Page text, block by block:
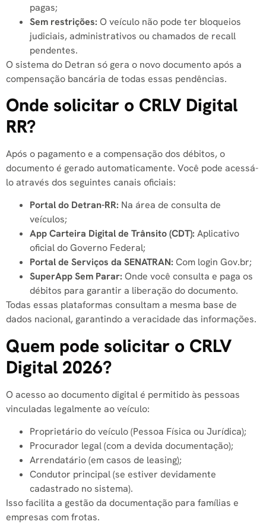
pagas;
Sem restrições: O veículo não pode ter bloqueios
judiciais, administrativos ou chamados de recall
pendentes.
O sistema do Detran só gera o novo documento após a
compensação bancária de todas essas pendências.
Onde solicitar o CRLV Digital
RR?
Após o pagamento e a compensação dos débitos, o
documento é gerado automaticamente. Você pode acessá-
lo através dos seguintes canais oficiais:
Portal do Detran-RR: Na área de consulta de
veículos;
App Carteira Digital de Trânsito (CDT): Aplicativo
oficial do Governo Federal;
Portal de Serviços da SENATRAN: Com login Gov.br;
SuperApp Sem Parar: Onde você consulta e paga os
débitos para garantir a liberação do documento.
Todas essas plataformas consultam a mesma base de
dados nacional, garantindo a veracidade das informações.
Quem pode solicitar o CRLV
Digital 2026?
O acesso ao documento digital é permitido às pessoas
vinculadas legalmente ao veículo:
Proprietário do veículo (Pessoa Física ou Jurídica);
Procurador legal (com a devida documentação);
Arrendatário (em casos de leasing);
Condutor principal (se estiver devidamente
cadastrado no sistema).
Isso facilita a gestão da documentação para famílias e
empresas com frotas.